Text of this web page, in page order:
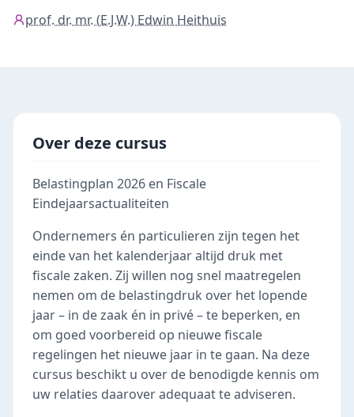
prof. dr. mr. (E.J.W.) Edwin Heithuis
Over deze cursus
Belastingplan 2026 en Fiscale
Eindejaarsactualiteiten
Ondernemers én particulieren zijn tegen het
einde van het kalenderjaar altijd druk met
fiscale zaken. Zij willen nog snel maatregelen
nemen om de belastingdruk over het lopende
jaar – in de zaak én in privé – te beperken, en
om goed voorbereid op nieuwe fiscale
regelingen het nieuwe jaar in te gaan. Na deze
cursus beschikt u over de benodigde kennis om
uw relaties daarover adequaat te adviseren.